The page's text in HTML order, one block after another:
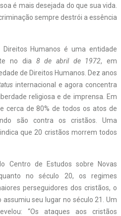
é mais desejada do que sua vida.
sempre destrói a essência
Humanos é uma entidade
no dia 8 de abril de 1972, em
de Direitos Humanos. Dez anos
internacional e agora concentra
religiosa e de imprensa. Em
cerca de 80% de todos os atos de
são contra os cristãos. Uma
que 20 cristãos morrem todos
Centro de Estudos sobre Novas
no século 20, os regimes
perseguidores dos cristãos, o
seu lugar no século 21. Um
“Os ataques aos cristãos